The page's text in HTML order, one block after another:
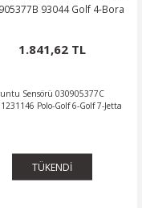
93044 Golf 4-Bora
1.841,62 TL
TÜKENDİ